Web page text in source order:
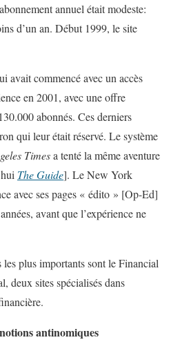
annuel était modeste:
d’un an. Début 1999, le site
avait commencé avec un accès
en 2001, avec une offre
abonnés. Ces derniers
qui leur était réservé. Le système
Timesa tenté la même aventure
The Guide]. Le New York
avec ses pages « édito » [Op-Ed]
avant que l’expérience ne
plus importants sont le Financial
deux sites spécialisés dans
antinomiques